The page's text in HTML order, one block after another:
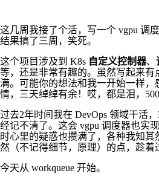
这几周我接了个活，写一个 vgpu 调
结果搞了三周，笑死。
这个项目涉及到 K8s 自定义控制器、
等，还是非常有趣的。虽然写起来有
满。可能你的想法和我一开始一样，
情，三天绰绰有余！哎，都是泪，
过去2年时间我在 DevOps 领域干活
经记不清了。这会 vgpu 调度器也实
时心里的疑惑也攒满了，各种我知
然（不记得细节，原理）的点，趁着
今天从 workqueue 开始。